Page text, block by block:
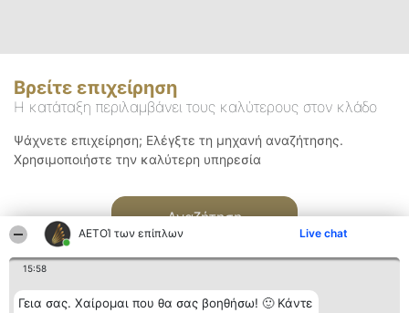
ΑΕΤΟΊ των επίπλων Live chat
15:58
Γεια σας. Χαίρομαι που θα σας βοηθήσω! 🙂 Κάντε
Βρείτε επιχείρηση
Η κατάταξη περιλαμβάνει τους καλύτερους στον κλάδο
Ψάχνετε επιχείρηση; Ελέγξτε τη μηχανή αναζήτησης.
Χρησιμοποιήστε την καλύτερη υπηρεσία
Αναζήτηση